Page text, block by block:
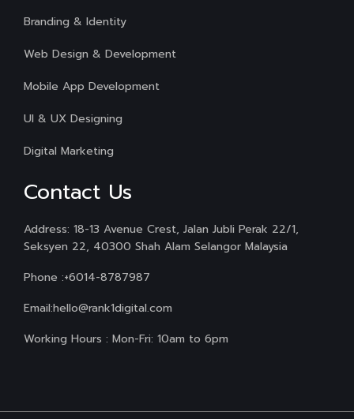
Branding & Identity
Web Design & Development
Mobile App Development
UI & UX Designing
Digital Marketing
Contact Us
Address: 18-13 Avenue Crest, Jalan Jubli Perak 22/1,
Seksyen 22, 40300 Shah Alam Selangor Malaysia
Phone :+6014-8787987
Email:hello@rank1digital.com
Working Hours : Mon-Fri: 10am to 6pm